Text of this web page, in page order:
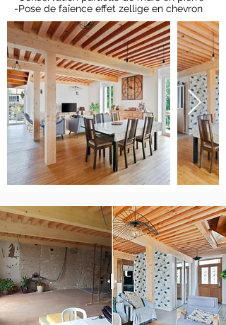
-Pose de faïence effet zellige en chevron